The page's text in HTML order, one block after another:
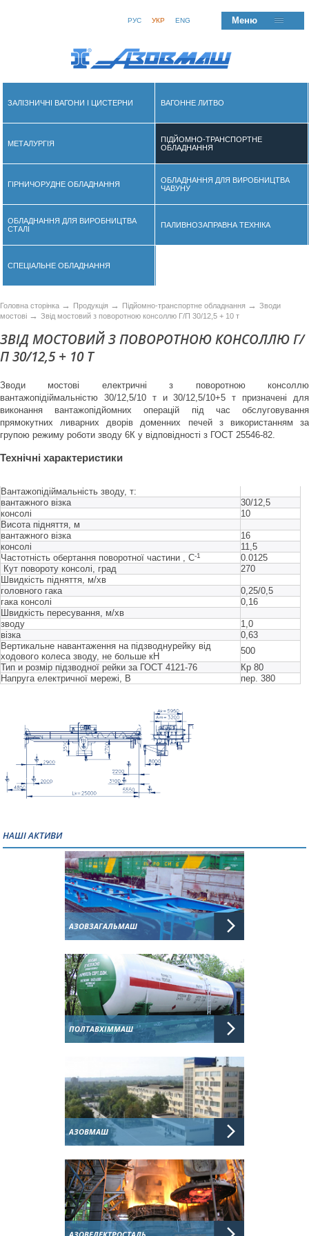
РУС УКР ENG Меню
ЗАЛІЗНИЧНІ ВАГОНИ І ЦИСТЕРНИ ВАГОННЕ ЛИТВО
МЕТАЛУРГІЯ
ПІДЙОМНО-ТРАНСПОРТНЕ
ОБЛАДНАННЯ
ГІРНИЧОРУДНЕ ОБЛАДНАННЯ
ОБЛАДНАННЯ ДЛЯ ВИРОБНИЦТВА
ЧАВУНУ
ОБЛАДНАННЯ ДЛЯ ВИРОБНИЦТВА
СТАЛІ
ПАЛИВНОЗАПРАВНА ТЕХНІКА
СПЕЦІАЛЬНЕ ОБЛАДНАННЯ
Головна сторінка → Продукція → Підйомно-транспортне обладнання → Зводи
мостові → Звід мостовий з поворотною консоллю Г/П 30/12,5 + 10 т
ЗВІД МОСТОВИЙ З ПОВОРОТНОЮ КОНСОЛЛЮ Г/
П 30/12,5 + 10 Т
Зводи мостові електричні з поворотною консоллю
вантажопідіймальністю 30/12,5/10 т и 30/12,5/10+5 т призначені для
виконання вантажопідйомних операцій під час обслуговування
прямокутних ливарних дворів доменних печей з використанням за
групою режиму роботи зводу 6К у відповідності з ГОСТ 25546-82.
Технічні характеристики
Вантажопідіймальність зводу, т:
вантажного візка
30/12,5
консолі
10
Висота підняття, м
вантажного візка
16
консолі
11,5
Частотність обертання поворотної частини , C-1
0.0125
Кут повороту консолі, град
270
Швидкість підняття, м/хв
головного гака
0,25/0,5
гака консолі
0,16
Швидкість пересування, м/хв
зводу
1,0
візка
0,63
Вертикальне навантаження на підзводнурейку від
ходового колеса зводу, не больше кН
500
Тип и розмір підзводної рейки за ГОСТ 4121-76
Кр 80
Напруга електричної мережі, В
пер. 380
НАШІ АКТИВИ
АЗОВЗАГАЛЬМАШ
ПОЛТАВХІММАШ
АЗОВМАШ